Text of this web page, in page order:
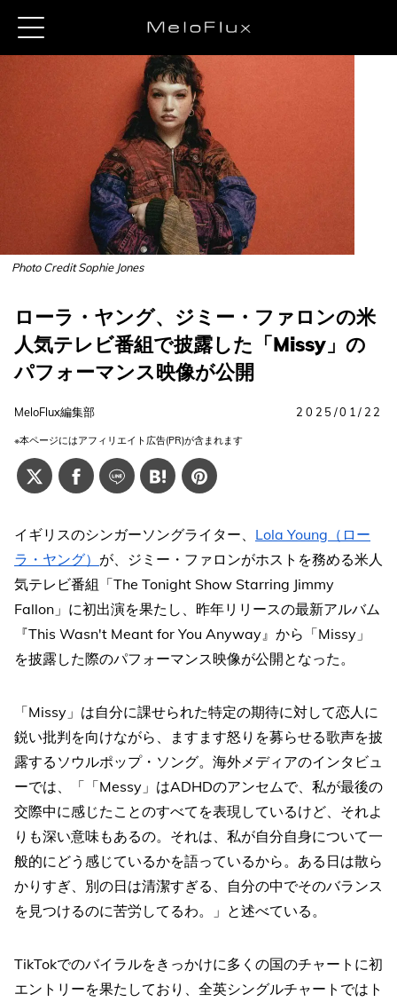
Photo Credit Sophie Jones
ローラ・ヤング、ジミー・ファロンの米
人気テレビ番組で披露した「Missy」の
パフォーマンス映像が公開
MeloFlux編集部 2025/01/22
※本ページにはアフィリエイト広告(PR)が含まれます
イギリスのシンガーソングライター、 Lola Young（ロー
ラ・ヤング） が、ジミー・ファロンがホストを務める米人
気テレビ番組「The Tonight Show Starring Jimmy
Fallon」に初出演を果たし、昨年リリースの最新アルバム
『This Wasn't Meant for You Anyway』から「Missy」
を披露した際のパフォーマンス映像が公開となった。
「Missy」は自分に課せられた特定の期待に対して恋人に
鋭い批判を向けながら、ますます怒りを募らせる歌声を披
露するソウルポップ・ソング。海外メディアのインタビュ
ーでは、「「Messy」はADHDのアンセムで、私が最後の
交際中に感じたことのすべてを表現しているけど、それよ
りも深い意味もあるの。それは、私が自分自身について一
般的にどう感じているかを語っているから。ある日は散ら
かりすぎ、別の日は清潔すぎる、自分の中でそのバランス
を見つけるのに苦労してるわ。」と述べている。
TikTokでのバイラルをきっかけに多くの国のチャートに初
エントリーを果たしており、全英シングルチャートではト